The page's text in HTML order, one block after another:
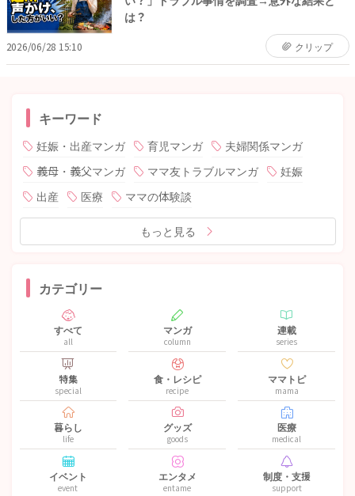
は？
2026/06/28 15:10 クリップ
キーワード
妊娠・出産マンガ 育児マンガ
夫婦関係マンガ
義母・義父マンガ
ママ友トラブルマンガ
妊娠
出産
医療 ママの体験談
もっと見る
カテゴリー
すべて
all
マンガ
column
連載
series
特集
special
食・レシピ
recipe
ママトピ
mama
暮らし
life
グッズ
goods
医療
medical
イベント
event
エンタメ
entame
制度・支援
support